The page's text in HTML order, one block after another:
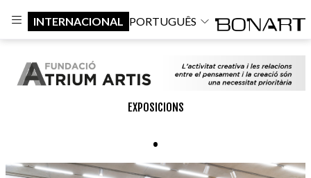
INTERNACIONAL PORTUGUÊS
EXPOSICIONS
.